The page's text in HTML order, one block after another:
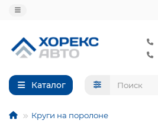
Каталог
Круги на поролоне